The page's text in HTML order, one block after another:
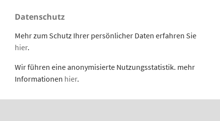
Datenschutz
Mehr zum Schutz Ihrer persönlicher Daten erfahren Sie
hier.
Wir führen eine anonymisierte Nutzungsstatistik. mehr
Informationen hier.